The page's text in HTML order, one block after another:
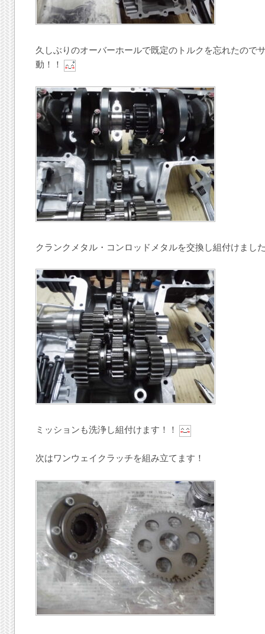
久しぶりのオーバーホールで既定のトルクを忘れたので
動！！
クランクメタル・コンロッドメタルを交換し組付けまし
ミッションも洗浄し組付けます！！
次はワンウェイクラッチを組み立てます！